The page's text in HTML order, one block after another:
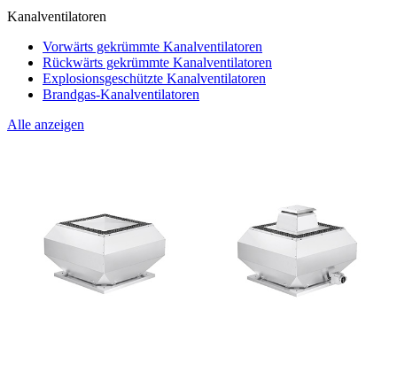
Kanalventilatoren
Vorwärts gekrümmte Kanalventilatoren
Rückwärts gekrümmte Kanalventilatoren
Explosionsgeschützte Kanalventilatoren
Brandgas-Kanalventilatoren
Alle anzeigen